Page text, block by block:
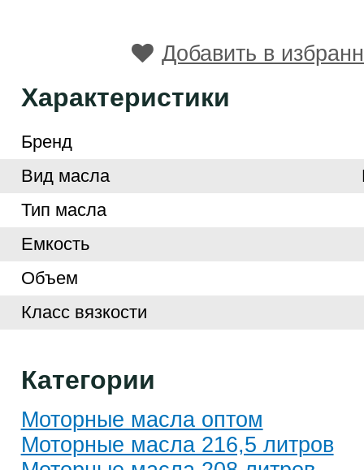
Добавить в
Характеристики
Бренд
Вид масла
Тип масла
Емкость
Объем
Класс вязкости
Категории
Моторные масла оптом
Моторные масла 216,5 литров